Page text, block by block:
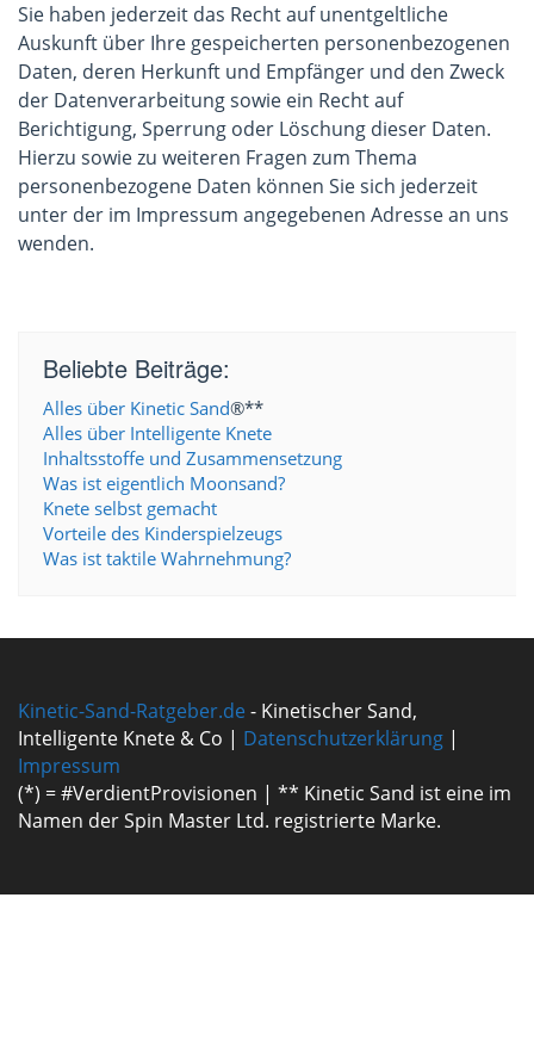
Sie haben jederzeit das Recht auf unentgeltliche
Auskunft über Ihre gespeicherten personenbezogenen
Daten, deren Herkunft und Empfänger und den Zweck
der Datenverarbeitung sowie ein Recht auf
Berichtigung, Sperrung oder Löschung dieser Daten.
Hierzu sowie zu weiteren Fragen zum Thema
personenbezogene Daten können Sie sich jederzeit
unter der im Impressum angegebenen Adresse an uns
wenden.
Beliebte Beiträge:
Alles über Kinetic Sand®**
Alles über Intelligente Knete
Inhaltsstoffe und Zusammensetzung
Was ist eigentlich Moonsand?
Knete selbst gemacht
Vorteile des Kinderspielzeugs
Was ist taktile Wahrnehmung?
Kinetic-Sand-Ratgeber.de - Kinetischer Sand,
Intelligente Knete & Co | Datenschutzerklärung |
Impressum
(*) = #VerdientProvisionen | ** Kinetic Sand ist eine im
Namen der Spin Master Ltd. registrierte Marke.